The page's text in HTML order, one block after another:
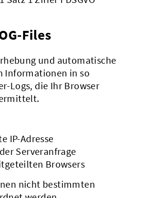
Files
und automatische
Informationen in so
Logs, die Ihr Browser
IP-Adresse
Serveranfrage
Browsers
nicht bestimmten